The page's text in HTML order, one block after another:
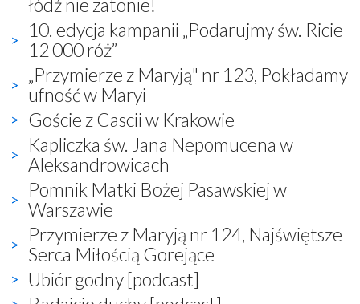
łódź nie zatonie!
10. edycja kampanii „Podarujmy św. Ricie
12 000 róż”
„Przymierze z Maryją" nr 123, Pokładamy
ufność w Maryi
Goście z Cascii w Krakowie
Kapliczka św. Jana Nepomucena w
Aleksandrowicach
Pomnik Matki Bożej Pasawskiej w
Warszawie
Przymierze z Maryją nr 124, Najświętsze
Serca Miłością Gorejące
Ubiór godny [podcast]